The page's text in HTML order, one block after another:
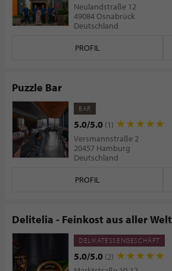
Neulandstraße 12
49084 Osnabrück
Deutschland
PROFIL
Puzzle Bar
BAR
5.0/5.0 (1)
Versmannstraße 2
20457 Hamburg
Deutschland
PROFIL
Delitelia - Feinkost aus aller Welt
DELIKATESSENGESCHÄFT
5.0/5.0 (2)